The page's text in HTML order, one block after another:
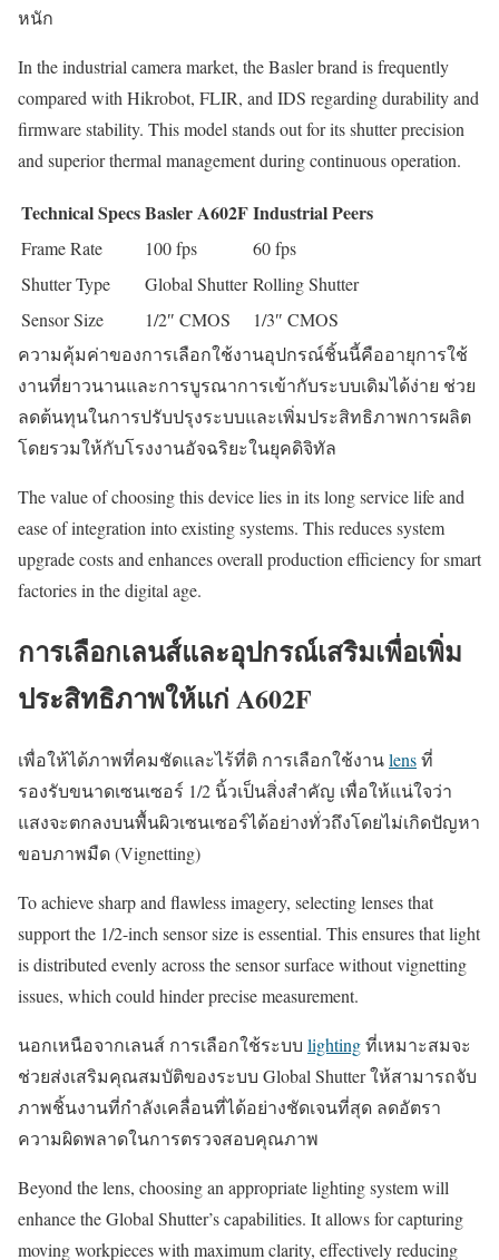
หนัก
In the industrial camera market, the Basler brand is frequently
compared with Hikrobot, FLIR, and IDS regarding durability and
firmware stability. This model stands out for its shutter precision
and superior thermal management during continuous operation.
Technical SpecsBasler A602FIndustrial Peers
Frame Rate 100 fps
60 fps
Shutter Type
Global Shutter Rolling Shutter
Sensor Size
1/2″ CMOS
1/3″ CMOS
ความคุ้มค่าของการเลือกใช้งานอุปกรณ์ชิ้นนี้คืออายุการใช้
งานที่ยาวนานและการบูรณาการเข้ากับระบบเดิมได้ง่าย ช่วย
ลดต้นทุนในการปรับปรุงระบบและเพิ่มประสิทธิภาพการผลิต
โดยรวมให้กับโรงงานอัจฉริยะในยุคดิจิทัล
The value of choosing this device lies in its long service life and
ease of integration into existing systems. This reduces system
upgrade costs and enhances overall production efficiency for smart
factories in the digital age.
การเลือกเลนส์และอุปกรณ์เสริมเพื่อเพิ่ม
ประสิทธิภาพให้แก่ A602F
เพื่อให้ได้ภาพที่คมชัดและไร้ที่ติ การเลือกใช้งานlensที่
รองรับขนาดเซนเซอร์ 1/2 นิ้วเป็นสิ่งสำคัญ เพื่อให้แน่ใจว่า
แสงจะตกลงบนพื้นผิวเซนเซอร์ได้อย่างทั่วถึงโดยไม่เกิดปัญหา
ขอบภาพมืด (Vignetting)
To achieve sharp and flawless imagery, selecting lenses that
support the 1/2-inch sensor size is essential. This ensures that light
is distributed evenly across the sensor surface without vignetting
issues, which could hinder precise measurement.
นอกเหนือจากเลนส์ การเลือกใช้ระบบ lightingที่เหมาะสมจะ
ช่วยส่งเสริมคุณสมบัติของระบบ Global Shutter ให้สามารถจับ
ภาพชิ้นงานที่กำลังเคลื่อนที่ได้อย่างชัดเจนที่สุด ลดอัตรา
ความผิดพลาดในการตรวจสอบคุณภาพ
Beyond the lens, choosing an appropriate lighting system will
enhance the Global Shutter’s capabilities. It allows for capturing
moving workpieces with maximum clarity, effectively reducing